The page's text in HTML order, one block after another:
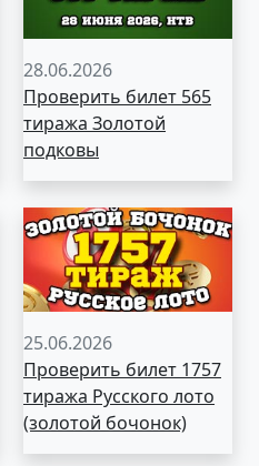
28.06.2026
Проверить билет 565
тиража Золотой
подковы
25.06.2026
Проверить билет 1757
тиража Русского лото
(золотой бочонок)